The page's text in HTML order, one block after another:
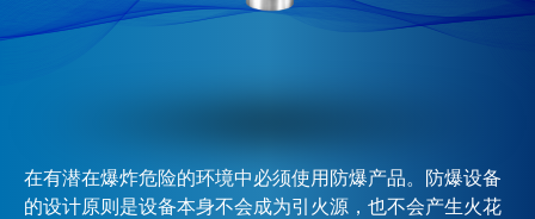
在有潜在爆炸危险的环境中必须使用防爆产品。防爆设备
的设计原则是设备本身不会成为引火源，也不会产生火花